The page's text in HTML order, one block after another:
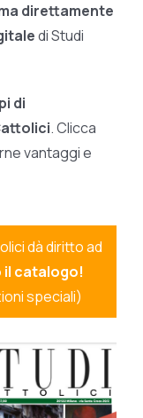
direttamente
di Studi
di
. Clicca
vantaggi e
dà diritto ad
il catalogo!
speciali)